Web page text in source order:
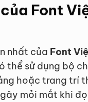
Font
nhất của Font
thể sử dụng bộ
hoặc trang trí
mỏi mắt khi